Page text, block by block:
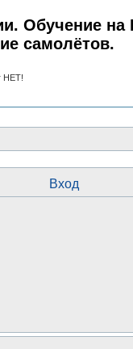
Обучение на
самолётов.
НЕТ!
Вход